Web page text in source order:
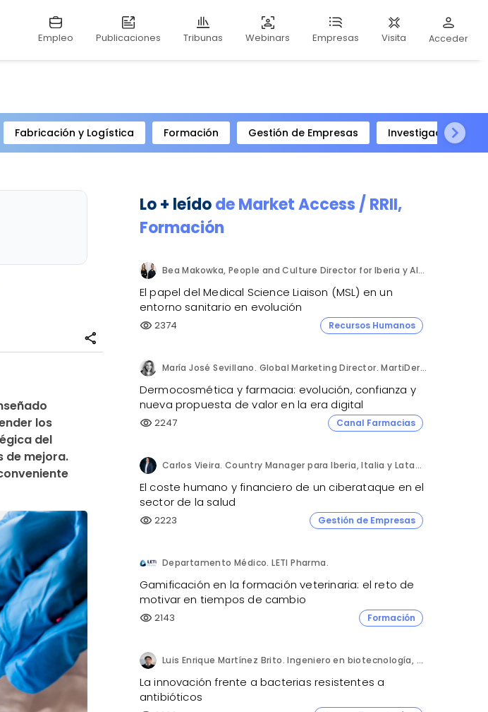
Empleo Publicaciones Tribunas Webinars Empresas Visita Acceder
Fabricación y Logística Formación Gestión de Empresas
Investigación
share
los
del
de mejora.
Lo + leídodeMarket Access / RRII,
Formación
Bea Makowka, People and Culture Director for Iberia y Alberto Municio, Talent Seach Solutions Lead for Iberia. Inizio Engage.
El papel del Medical Science Liaison (MSL) en un
entorno sanitario en evolución
visibility 2374 Recursos Humanos
María José Sevillano. Global Marketing Director. MartiDerm.
Dermocosmética y farmacia: evolución, confianza y
nueva propuesta de valor en la era digital
visibility 2247 Canal Farmacias
Carlos Vieira. Country Manager para Iberia, Italia y Latam. Hornetsecurity.
El coste humano y financiero de un ciberataque en el
sector de la salud
visibility 2223 Gestión de Empresas
Departamento Médico. LETI Pharma.
Gamificación en la formación veterinaria: el reto de
motivar en tiempos de cambio
visibility 2143 Formación
Luis Enrique Martínez Brito. Ingeniero en biotecnología, México.
La innovación frente a bacterias resistentes a
antibióticos